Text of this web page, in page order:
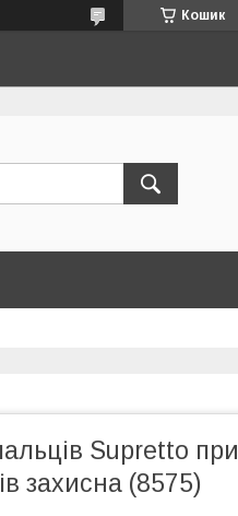
Кошик
Supretto при
захисна (8575)